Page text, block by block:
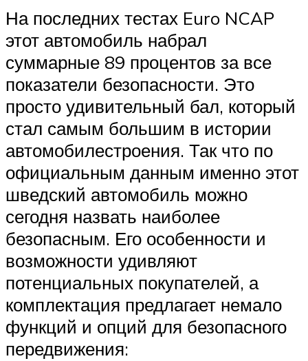
На последних тестах Euro NCAP
этот автомобиль набрал
суммарные 89 процентов за все
показатели безопасности. Это
просто удивительный бал, который
стал самым большим в истории
автомобилестроения. Так что по
официальным данным именно этот
шведский автомобиль можно
сегодня назвать наиболее
безопасным. Его особенности и
возможности удивляют
потенциальных покупателей, а
комплектация предлагает немало
функций и опций для безопасного
передвижения: